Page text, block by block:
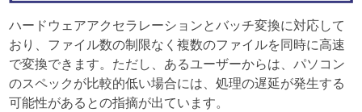
ハードウェアアクセラレーションとバッチ変換に対応して
おり、ファイル数の制限なく複数のファイルを同時に高速
で変換できます。ただし、あるユーザーからは、パソコン
のスペックが比較的低い場合には、処理の遅延が発生する
可能性があるとの指摘が出ています。